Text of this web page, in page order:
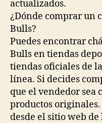
actualizados.
¿Dónde comprar un
Bulls?
Puedes encontrar
Bulls en tiendas
tiendas oficiales de
línea. Si decides
que el vendedor sea
productos
desde el sitio web